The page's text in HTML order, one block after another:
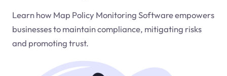
Learn how Map Policy Monitoring Software empowers
businesses to maintain compliance, mitigating risks
and promoting trust.